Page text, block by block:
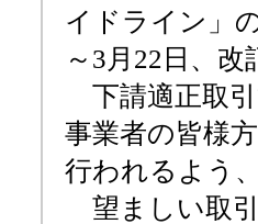
イドライン」
～3月22日、改
下請適正取
事業者の皆様
行われるよう
望ましい取